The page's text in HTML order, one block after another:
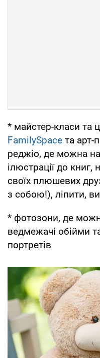
* майстер-класи та
FamilySpace та арт-
реджіо, де можна
ілюстрації до
своїх плюшевих
з собою!), ліпити,
* фотозони, де
ведмежачі обійми
портретів